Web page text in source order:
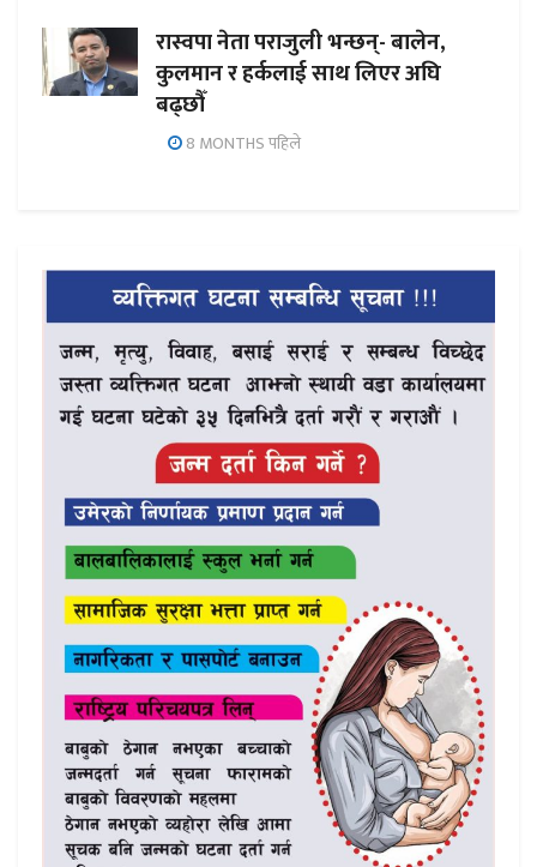
रास्वपा नेता पराजुली भन्छन्- बालेन,
कुलमान र हर्कलाई साथ लिएर अघि
बढ्छौँ
8 MONTHS पहिले